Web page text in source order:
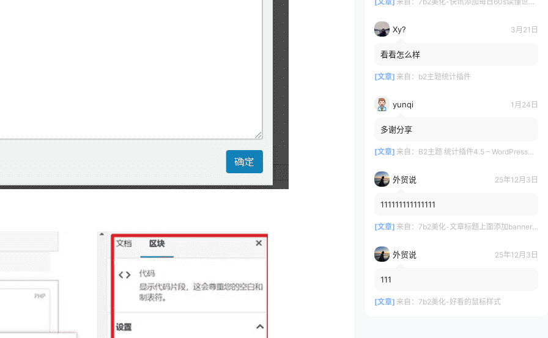
Xy? 3月21日
看看怎么样
[文章] 来自： b2主题统计插件
yunqi 1月24日
多谢分享
[文章] 来自： B2主题 统计插件4.5 – WordPress插件
外贸说 25年12月3日
111111111111111
[文章] 来自： 7b2美化-文章标题上面添加banner随机效果
外贸说 25年12月3日
111
[文章] 来自： 7b2美化-好看的鼠标样式